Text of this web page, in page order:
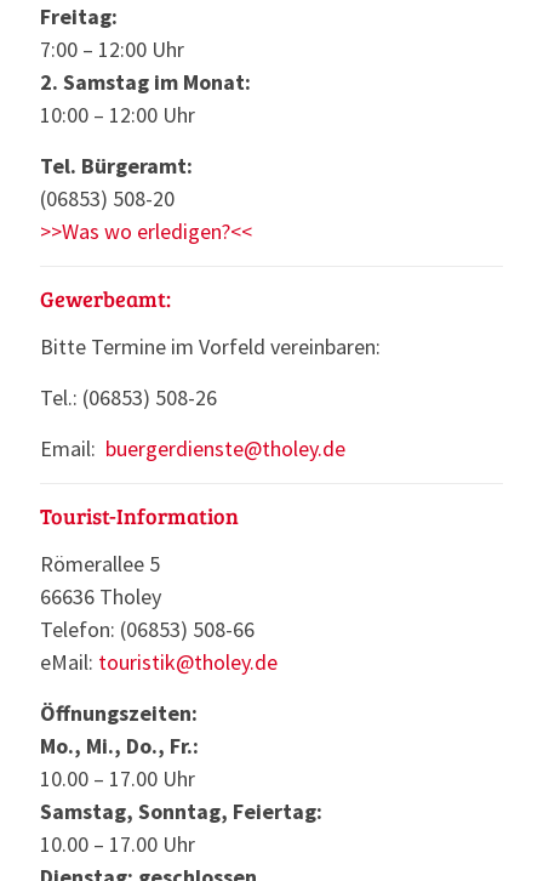
Freitag:
7:00 – 12:00 Uhr
2. Samstag im Monat:
10:00 – 12:00 Uhr
Tel. Bürgeramt:
(06853) 508-20
>>Was wo erledigen?<<
Gewerbeamt:
Bitte Termine im Vorfeld vereinbaren:
Tel.: (06853) 508-26
Email: buergerdienste@tholey.de
Tourist-Information
Römerallee 5
66636 Tholey
Telefon: (06853) 508-66
eMail: touristik@tholey.de
Öffnungszeiten:
Mo., Mi., Do., Fr.:
10.00 – 17.00 Uhr
Samstag, Sonntag, Feiertag:
10.00 – 17.00 Uhr